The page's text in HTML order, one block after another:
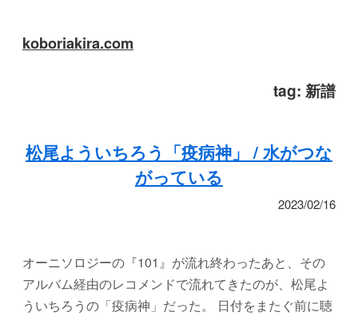
koboriakira.com
tag: 新譜
松尾よういちろう「疫病神」 / 水がつな
がっている
2023/02/16
オーニソロジーの『101』が流れ終わったあと、その
アルバム経由のレコメンドで流れてきたのが、松尾よ
ういちろうの「疫病神」だった。 日付をまたぐ前に聴